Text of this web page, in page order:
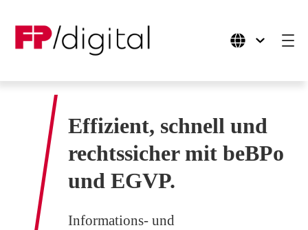
Produkte
Anwendungsfälle
Branchen
Ressourcen
Effizient, schnell und
rechtssicher mit beBPo
und EGVP.
Informations- und